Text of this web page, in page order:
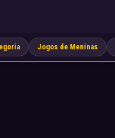
Jogos de Meninas